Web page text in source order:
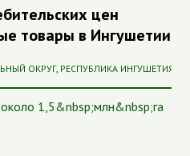
цен
товары в Ингушетии
ОКРУГ, РЕСПУБЛИКА ИНГУШЕТИЯ